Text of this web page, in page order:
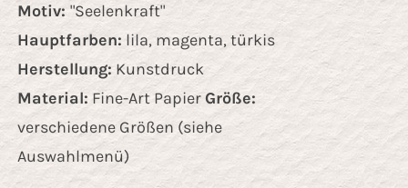
Motiv: "Seelenkraft"
Hauptfarben: lila, magenta, türkis
Herstellung: Kunstdruck
Material: Fine-Art PapierGröße:
verschiedene Größen (siehe
Auswahlmenü)